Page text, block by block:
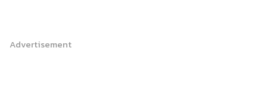
Advertisement